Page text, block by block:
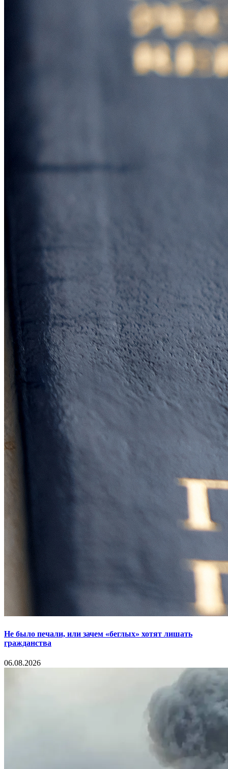
Не было печали, или зачем «беглых» хотят лишать
гражданства
06.08.2026